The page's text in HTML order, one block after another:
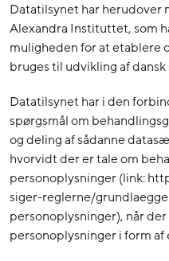
Datatilsynet har herudover
Alexandra Instituttet, som
muligheden for at etablere
bruges til udvikling af
Datatilsynet har i den
spørgsmål om
og deling af sådanne
hvorvidt der er tale om
personoplysninger (link:
siger-reglerne/
personoplysninger), når
personoplysninger i form af